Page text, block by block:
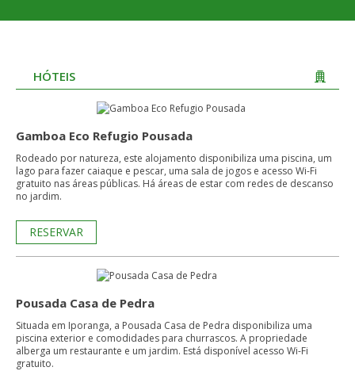
HÓTEIS
Gamboa Eco Refugio Pousada
Rodeado por natureza, este alojamento disponibiliza uma piscina, um
lago para fazer caiaque e pescar, uma sala de jogos e acesso Wi-Fi
gratuito nas áreas públicas. Há áreas de estar com redes de descanso
no jardim.
RESERVAR
Pousada Casa de Pedra
Situada em Iporanga, a Pousada Casa de Pedra disponibiliza uma
piscina exterior e comodidades para churrascos. A propriedade
alberga um restaurante e um jardim. Está disponível acesso Wi-Fi
gratuito.